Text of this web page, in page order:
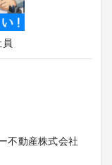
不動産株式会社